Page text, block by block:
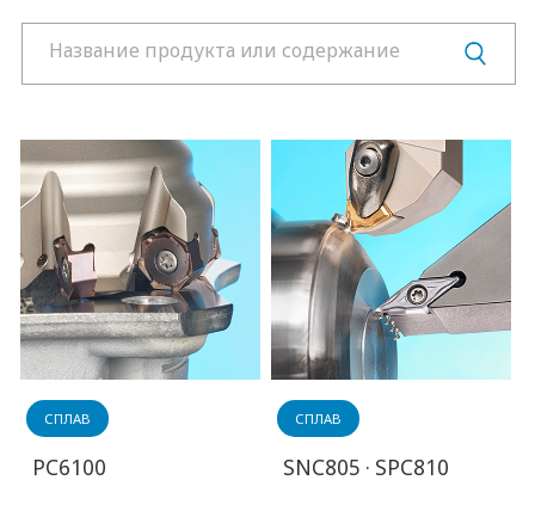
Скачать
центр
Видео
СПЛАВ
PC6100
СПЛАВ
SNC805 · SPC810